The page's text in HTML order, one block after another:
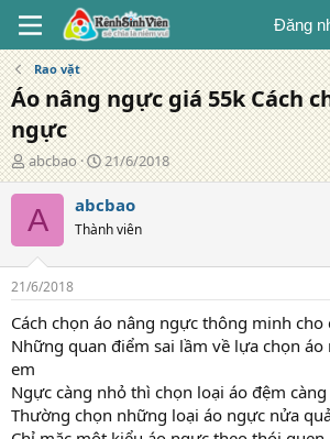
Đăng
Rao vặt
Áo nâng ngực giá 55k Cách
ngực
T
á
c
g
ả
abcbao
N
g
à
y
đ
g
21/6/2018
A abcbao
Thành viên
21/6/2018
Cách chọn áo nâng ngực thông minh
Những quan điểm sai lầm về lựa chọn áo
em
Ngực càng nhỏ thì chọn loại áo đệm
Thường chọn những loại áo ngực nửa